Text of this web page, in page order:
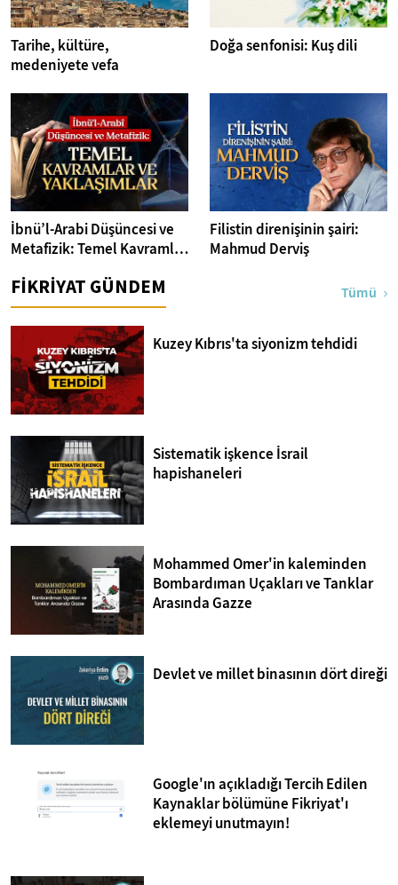
Tarihe, kültüre,
medeniyete vefa
Doğa senfonisi: Kuş dili
İbnü’l-Arabi Düşüncesi ve
Metafizik: Temel Kavramlar
Filistin direnişinin şairi:
Mahmud Derviş
FİKRİYAT GÜNDEM Tümü
Kuzey Kıbrıs'ta siyonizm tehdidi
Sistematik işkence İsrail
hapishaneleri
Mohammed Omer'in kaleminden
Bombardıman Uçakları ve Tanklar
Arasında Gazze
Devlet ve millet binasının dört direği
Google'ın açıkladığı Tercih Edilen
Kaynaklar bölümüne Fikriyat'ı
eklemeyi unutmayın!